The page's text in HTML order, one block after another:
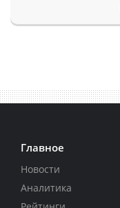
Главное
Новости
Аналитика